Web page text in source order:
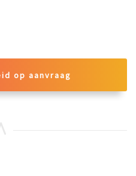
op aanvraag